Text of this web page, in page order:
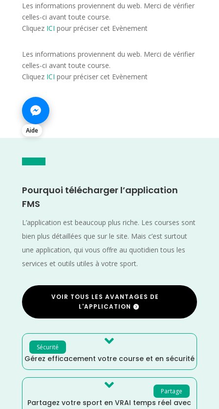
Les informations proviennent du web. Merci de vérifier
celles-ci avant toute course.
Cliquez ICI pour préciser cet Evènement
Les informations proviennent du web. Merci de vérifier
celles-ci avant toute course.
Cliquez ICI pour préciser cet Evènement
Aide
Pourquoi télécharger l’application
FMS
L’application est beaucoup plus riche. Les courses sont
bien plus détaillées que sur le site. Mais c’est surtout
une application, qui vous offre au quotidien tous les
services et outils utiles à votre sport.
VOIR TOUS LES AVANTAGES DE
L'APPLICATION
Sécurité 
Gérez efficacement votre course et en sécurité
Partage

Partagez votre sport en VRAI temps réel avec